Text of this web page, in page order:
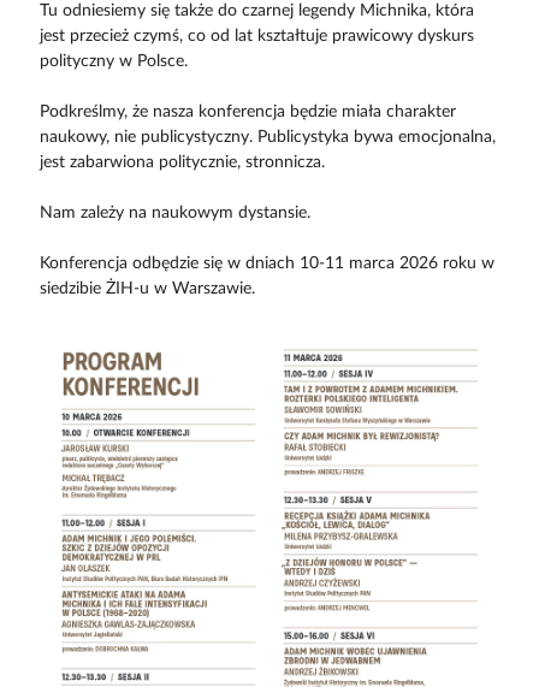
Tu odniesiemy się także do czarnej legendy Michnika, która
jest przecież czymś, co od lat kształtuje prawicowy dyskurs
polityczny w Polsce.
Podkreślmy, że nasza konferencja będzie miała charakter
naukowy, nie publicystyczny. Publicystyka bywa emocjonalna,
jest zabarwiona politycznie, stronnicza.
Nam zależy na naukowym dystansie.
Konferencja odbędzie się w dniach 10-11 marca 2026 roku w
siedzibie ŻIH-u w Warszawie.